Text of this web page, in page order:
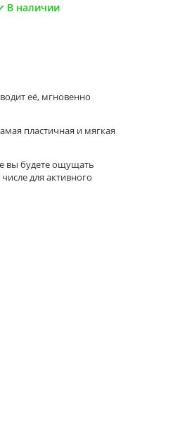
В наличии
её, мгновенно
пластичная и мягкая
вы будете ощущать
для активного